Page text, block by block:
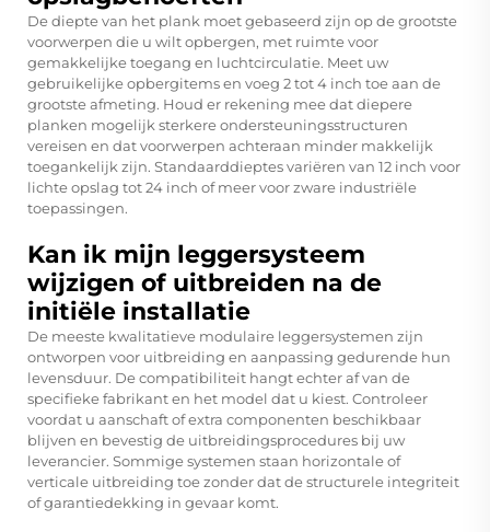
De diepte van het plank moet gebaseerd zijn op de grootste
voorwerpen die u wilt opbergen, met ruimte voor
gemakkelijke toegang en luchtcirculatie. Meet uw
gebruikelijke opbergitems en voeg 2 tot 4 inch toe aan de
grootste afmeting. Houd er rekening mee dat diepere
planken mogelijk sterkere ondersteuningsstructuren
vereisen en dat voorwerpen achteraan minder makkelijk
toegankelijk zijn. Standaarddieptes variëren van 12 inch voor
lichte opslag tot 24 inch of meer voor zware industriële
toepassingen.
Kan ik mijn leggersysteem
wijzigen of uitbreiden na de
initiële installatie
De meeste kwalitatieve modulaire leggersystemen zijn
ontworpen voor uitbreiding en aanpassing gedurende hun
levensduur. De compatibiliteit hangt echter af van de
specifieke fabrikant en het model dat u kiest. Controleer
voordat u aanschaft of extra componenten beschikbaar
blijven en bevestig de uitbreidingsprocedures bij uw
leverancier. Sommige systemen staan horizontale of
verticale uitbreiding toe zonder dat de structurele integriteit
of garantiedekking in gevaar komt.